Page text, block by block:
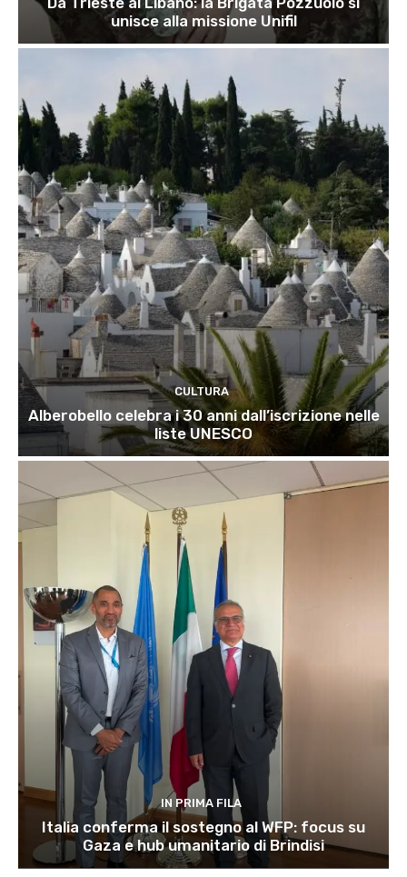
unisce alla missione Unifil
CULTURA
Alberobello celebra i 30 anni dall’iscrizione nelle
liste UNESCO
IN PRIMA FILA
Italia conferma il sostegno al WFP: focus su
Gaza e hub umanitario di Brindisi